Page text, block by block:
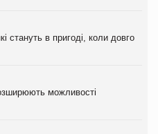
стануть в пригоді, коли довго
можливості